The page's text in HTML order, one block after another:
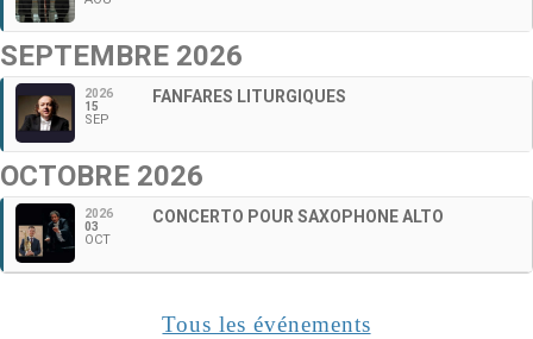
SEPTEMBRE 2026
2026
15
SEP
FANFARES LITURGIQUES
OCTOBRE 2026
2026
03
OCT
CONCERTO POUR SAXOPHONE ALTO
Tous les événements